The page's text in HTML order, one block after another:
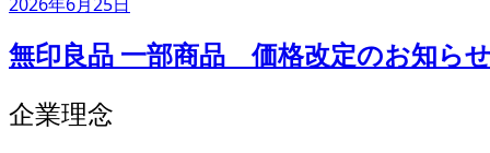
無印良品 一部商品 価格改定のお知ら
企業理念